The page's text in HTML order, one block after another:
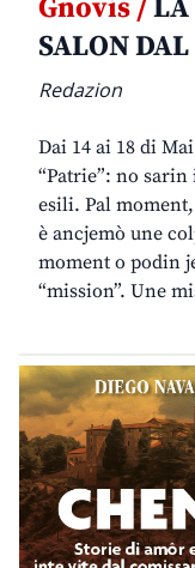
Gnovis / LA
SALON
Redazion
Dai 14 ai 18 di
“Patrie”: no
esili. Pal
è ancjemò une
moment o podin
“mission”. Une